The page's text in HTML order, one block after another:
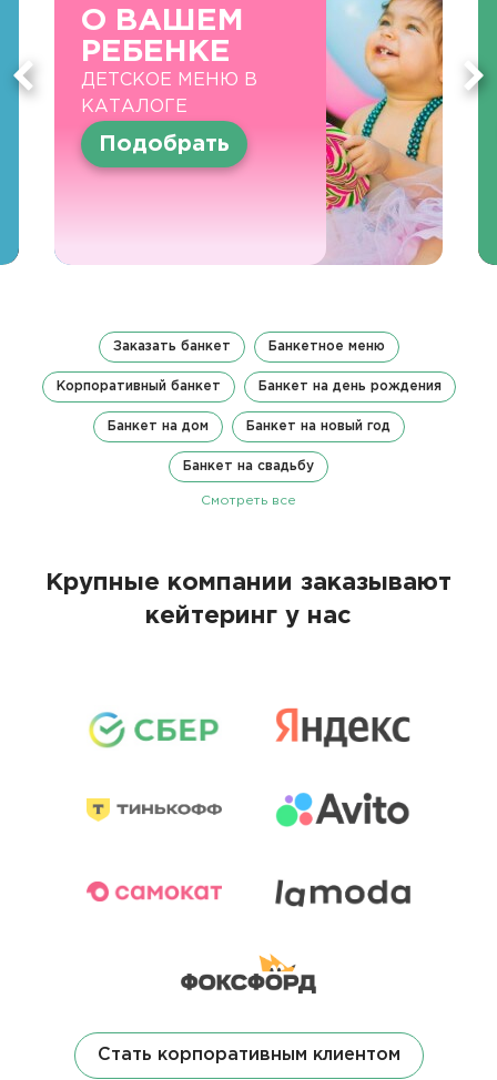
О ВАШЕМ
РЕБЕНКЕ
ДЕТСКОЕ МЕНЮ В
КАТАЛОГЕ
Подобрать
Заказать банкет Банкетное меню
Корпоративный банкет Банкет на день рождения
Банкет на дом Банкет на новый год
Банкет на свадьбу
Смотреть все
Крупные компании заказывают
кейтеринг у нас
Стать корпоративным клиентом